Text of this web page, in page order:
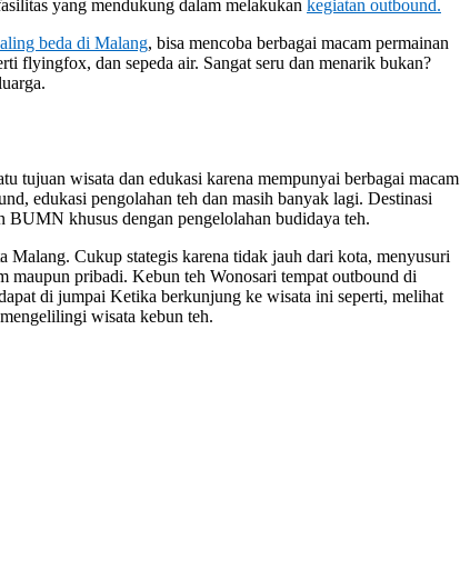
yang mendukung dalam melakukan kegiatan outbound.
beda di Malang, bisa mencoba berbagai macam permainan
flyingfox, dan sepeda air. Sangat seru dan menarik bukan?
tujuan wisata dan edukasi karena mempunyai berbagai macam
edukasi pengolahan teh dan masih banyak lagi. Destinasi
BUMN khusus dengan pengelolahan budidaya teh.
Cukup stategis karena tidak jauh dari kota, menyusuri
maupun pribadi. Kebun teh Wonosari tempat outbound di
di jumpai Ketika berkunjung ke wisata ini seperti, melihat
wisata kebun teh.